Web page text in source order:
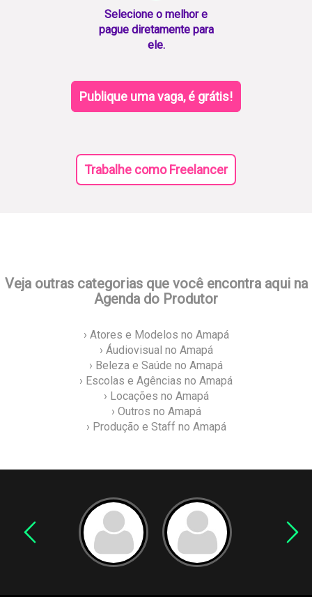
Selecione o melhor e
pague diretamente para
ele.
Publique uma vaga, é grátis!
Trabalhe como Freelancer
Veja outras categorias que você encontra aqui na
Agenda do Produtor
› Atores e Modelos no Amapá
› Áudiovisual no Amapá
› Beleza e Saúde no Amapá
› Escolas e Agências no Amapá
› Locações no Amapá
› Outros no Amapá
› Produção e Staff no Amapá